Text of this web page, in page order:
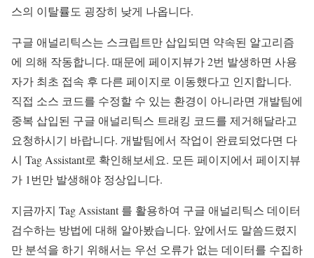
스의 이탈률도 굉장히 낮게 나옵니다.
구글 애널리틱스는 스크립트만 삽입되면 약속된 알고리즘
에 의해 작동합니다. 때문에 페이지뷰가 2번 발생하면 사용
자가 최초 접속 후 다른 페이지로 이동했다고 인지합니다.
직접 소스 코드를 수정할 수 있는 환경이 아니라면 개발팀에
중복 삽입된 구글 애널리틱스 트래킹 코드를 제거해달라고
요청하시기 바랍니다. 개발팀에서 작업이 완료되었다면 다
시 Tag Assistant로 확인해보세요. 모든 페이지에서 페이지뷰
가 1번만 발생해야 정상입니다.
지금까지 Tag Assistant 를 활용하여 구글 애널리틱스 데이터
검수하는 방법에 대해 알아봤습니다. 앞에서도 말씀드렸지
만 분석을 하기 위해서는 우선 오류가 없는 데이터를 수집하